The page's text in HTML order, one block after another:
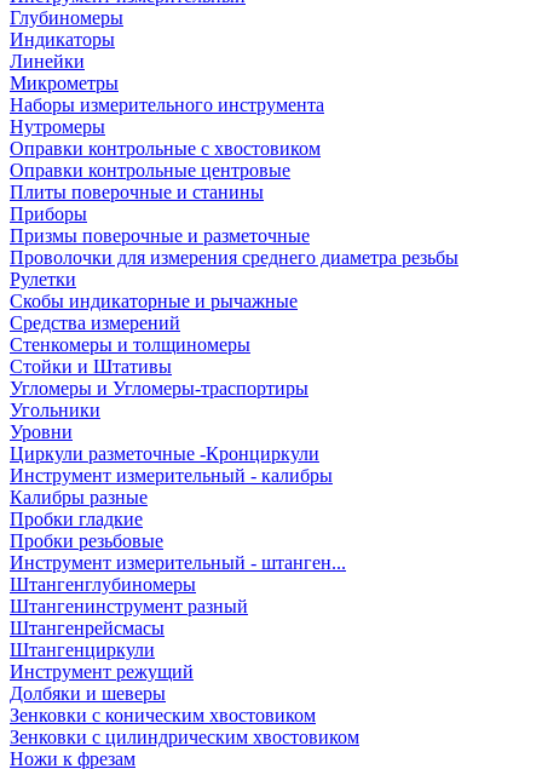
Глубиномеры
Индикаторы
Линейки
Микрометры
Наборы измерительного инструмента
Нутромеры
Оправки контрольные с хвостовиком
Оправки контрольные центровые
Плиты поверочные и станины
Приборы
Призмы поверочные и разметочные
Проволочки для измерения среднего диаметра резьбы
Рулетки
Скобы индикаторные и рычажные
Средства измерений
Стенкомеры и толщиномеры
Стойки и Штативы
Угломеры и Угломеры-траспортиры
Угольники
Уровни
Циркули разметочные -Кронциркули
Инструмент измерительный - калибры
Калибры разные
Пробки гладкие
Пробки резьбовые
Инструмент измерительный - штанген...
Штангенглубиномеры
Штангенинструмент разный
Штангенрейсмасы
Штангенциркули
Инструмент режущий
Долбяки и шеверы
Зенковки с коническим хвостовиком
Зенковки с цилиндрическим хвостовиком
Ножи к фрезам